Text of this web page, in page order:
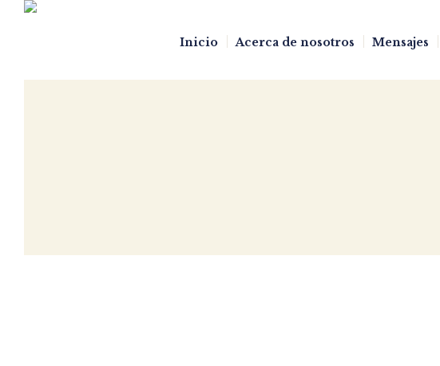
Inicio Acerca de nosotros Mensajes